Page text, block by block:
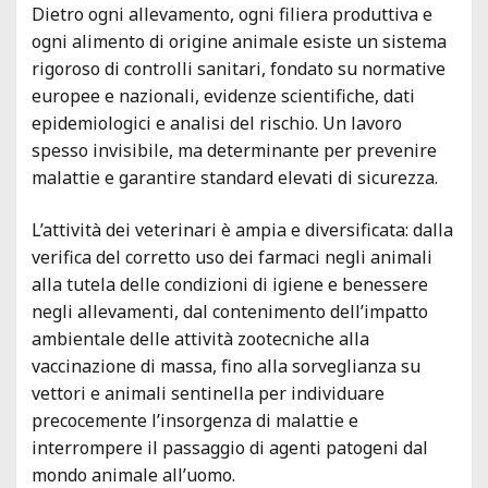
Dietro ogni allevamento, ogni filiera produttiva e
ogni alimento di origine animale esiste un sistema
rigoroso di controlli sanitari, fondato su normative
europee e nazionali, evidenze scientifiche, dati
epidemiologici e analisi del rischio. Un lavoro
spesso invisibile, ma determinante per prevenire
malattie e garantire standard elevati di sicurezza.
L’attività dei veterinari è ampia e diversificata: dalla
verifica del corretto uso dei farmaci negli animali
alla tutela delle condizioni di igiene e benessere
negli allevamenti, dal contenimento dell’impatto
ambientale delle attività zootecniche alla
vaccinazione di massa, fino alla sorveglianza su
vettori e animali sentinella per individuare
precocemente l’insorgenza di malattie e
interrompere il passaggio di agenti patogeni dal
mondo animale all’uomo.